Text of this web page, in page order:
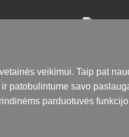
veikimui. Taip pat
patobulintume savo
parduotuvės